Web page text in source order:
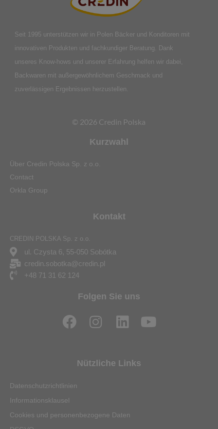
Seit 1995 unterstützen wir in Polen Bäcker und Konditoren mit
innovativen Produkten und fachkundiger Beratung. Dank
unseres Know-hows und unserer Erfahrung helfen wir dabei,
Backwaren mit außergewöhnlichem Geschmack und
zuverlässigen Ergebnissen herzustellen.
© 2026 Credin Polska
Kurzwahl
Über Credin Polska Sp. z o.o.
Contact
Orkla Group
Kontakt
CREDIN POLSKA Sp. z o.o.
ul. Czysta 6, 55-050 Sobótka
credin.sobotka@credin.pl
+48 71 31 62 124
Folgen Sie uns
F
a
o
o
k
I
n
t
a
L
i
k
n
Y
o
Nützliche Links
Datenschutzrichtlinien
Informationsklausel
Cookies und personenbezogene Daten